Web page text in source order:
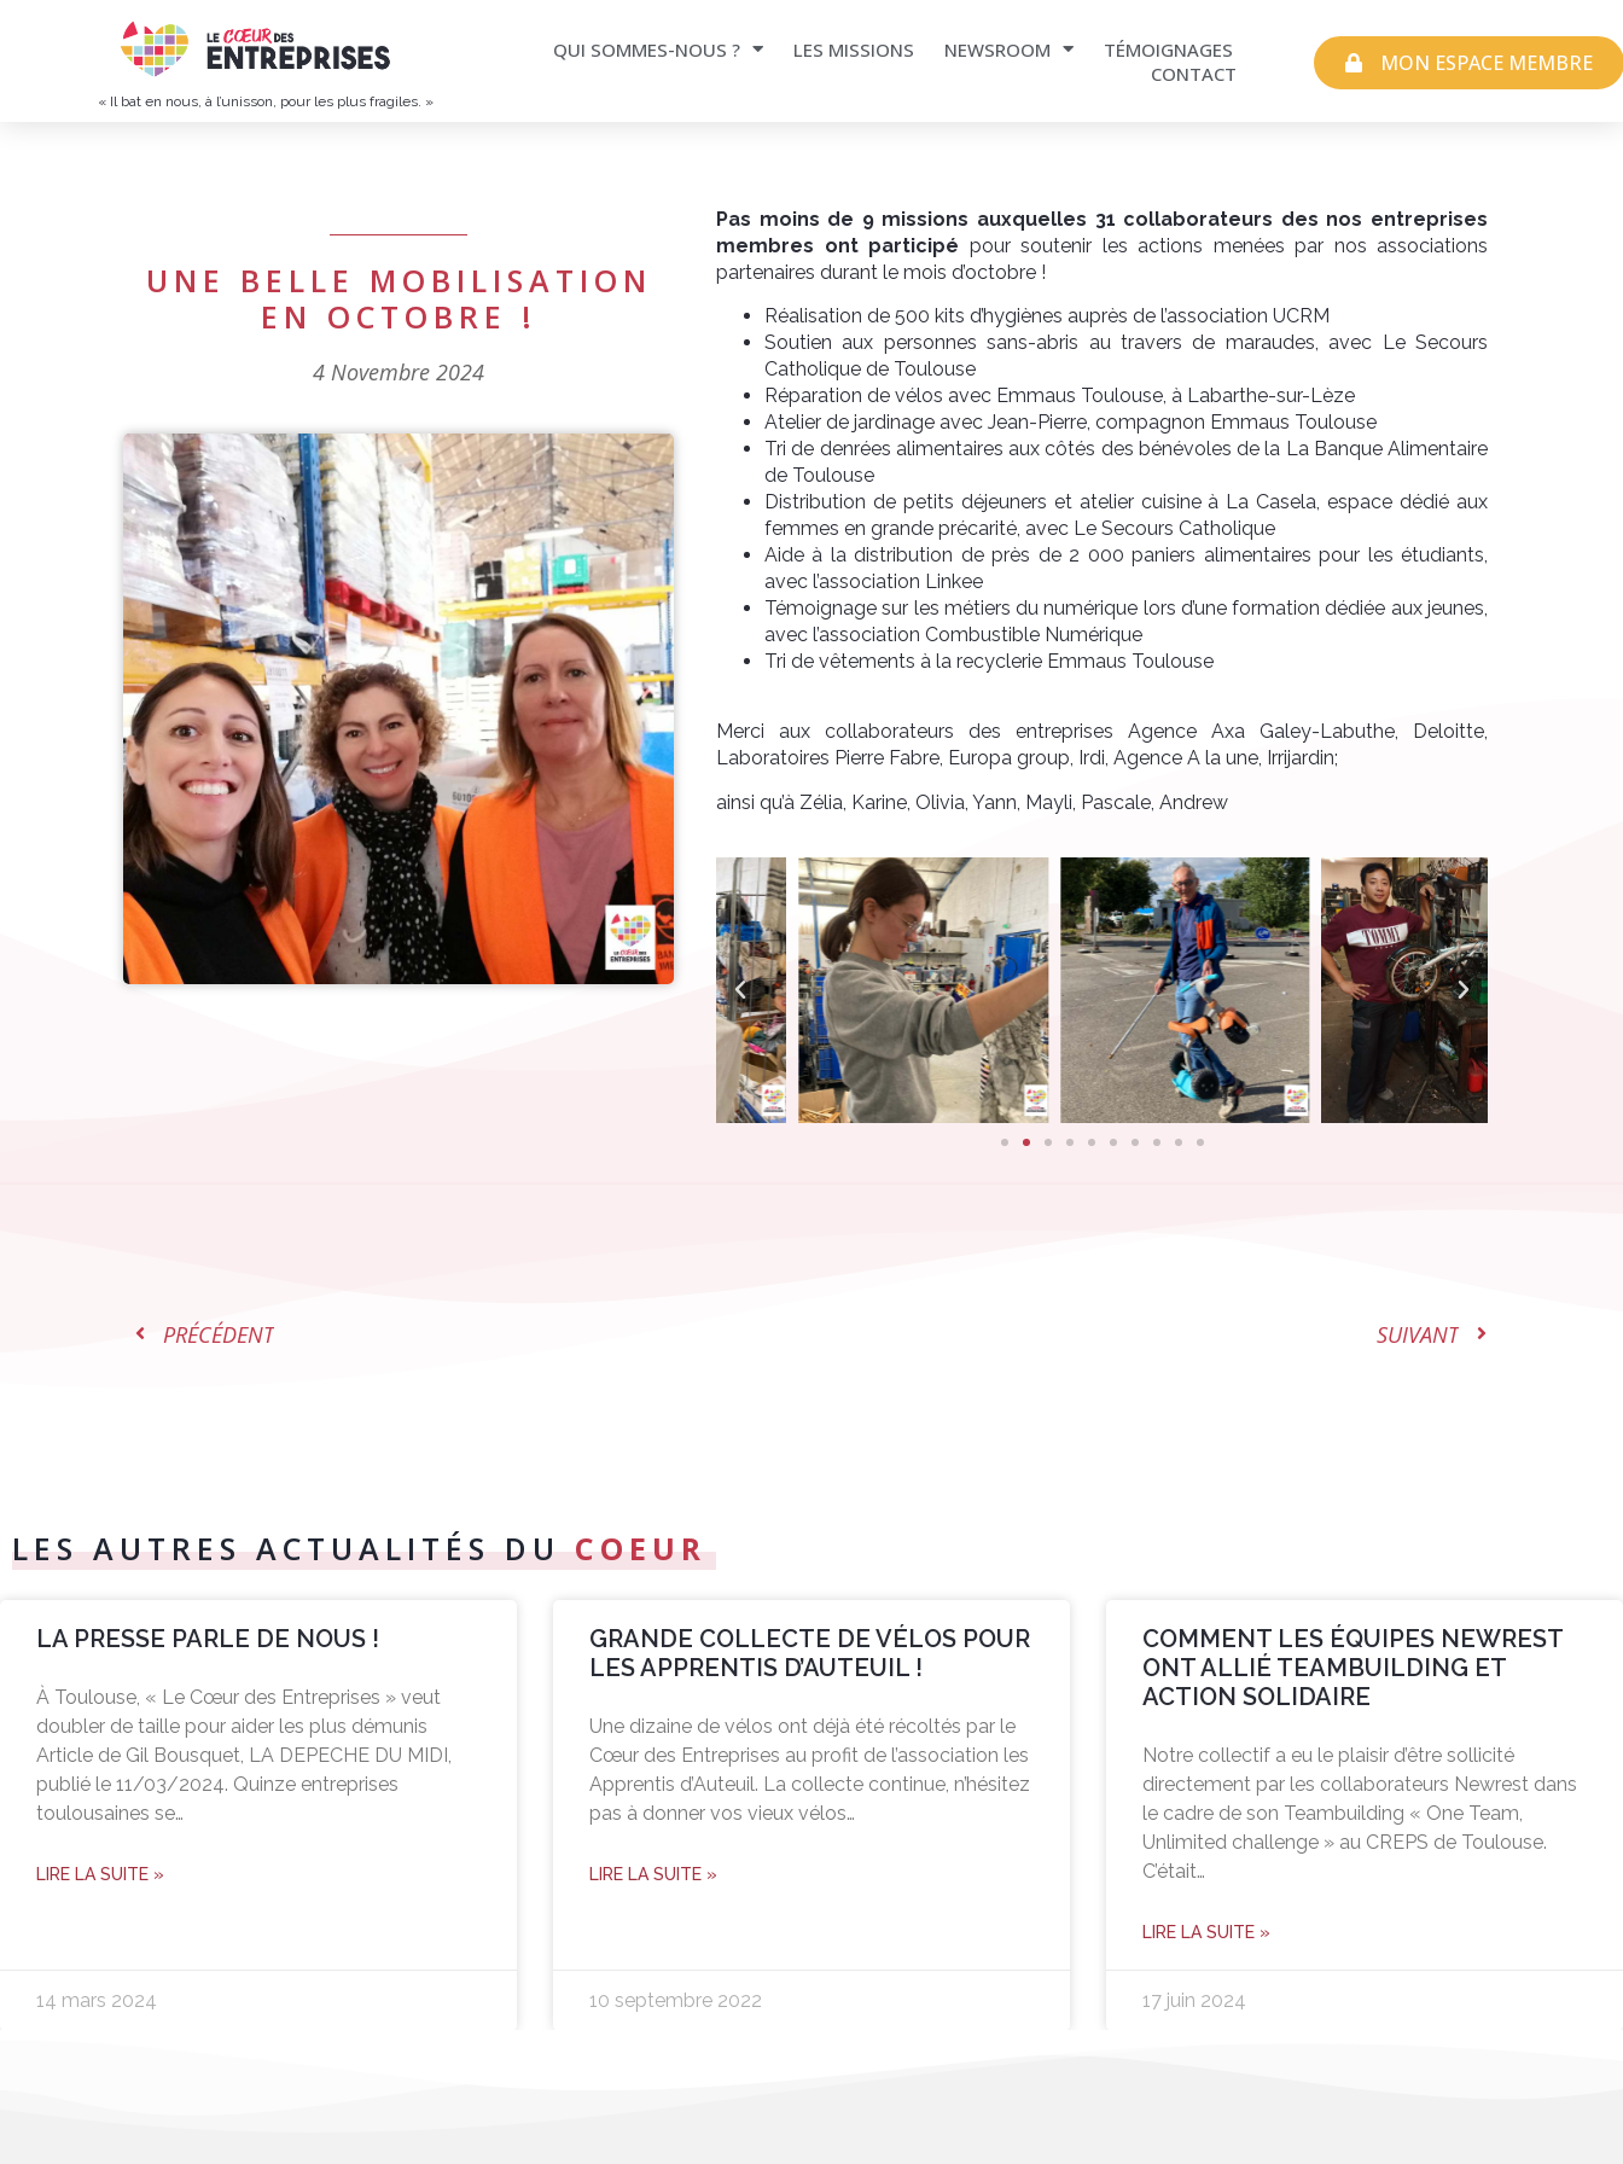
« Il bat en nous, à l’unisson, pour les plus fragiles. »
QUI SOMMES-NOUS ? LES MISSIONS NEWSROOM
TÉMOIGNAGES
CONTACT
MON ESPACE MEMBRE
UNE BELLE MOBILISATION
EN OCTOBRE !
4 Novembre 2024
Pas moins de 9 missions auxquelles 31 collaborateurs des nos entreprises
membres ont participé pour soutenir les actions menées par nos associations
partenaires durant le mois d’octobre !
Réalisation de 500 kits d’hygiènes auprès de l’association UCRM
Soutien aux personnes sans-abris au travers de maraudes, avec Le Secours
Catholique de Toulouse
Réparation de vélos avec Emmaus Toulouse, à Labarthe-sur-Lèze
Atelier de jardinage avec Jean-Pierre, compagnon Emmaus Toulouse
Tri de denrées alimentaires aux côtés des bénévoles de la La Banque Alimentaire
de Toulouse
Distribution de petits déjeuners et atelier cuisine à La Casela, espace dédié aux
femmes en grande précarité, avec Le Secours Catholique
Aide à la distribution de près de 2 000 paniers alimentaires pour les étudiants,
avec l’association Linkee
Témoignage sur les métiers du numérique lors d’une formation dédiée aux jeunes,
avec l’association Combustible Numérique
Tri de vêtements à la recyclerie Emmaus Toulouse
Merci aux collaborateurs des entreprises Agence Axa Galey-Labuthe, Deloitte,
Laboratoires Pierre Fabre, Europa group, Irdi, Agence A la une, Irrijardin;
ainsi qu’à Zélia, Karine, Olivia, Yann, Mayli, Pascale, Andrew
PRÉCÉDENT SUIVANT
LES AUTRES ACTUALITÉS DUCOEUR
LA PRESSE PARLE DE NOUS !
À Toulouse, « Le Cœur des Entreprises » veut
doubler de taille pour aider les plus démunis
Article de Gil Bousquet, LA DEPECHE DU MIDI,
publié le 11/03/2024. Quinze entreprises
toulousaines se…
LIRE LA SUITE »
14 mars 2024
GRANDE COLLECTE DE VÉLOS POUR
LES APPRENTIS D’AUTEUIL !
Une dizaine de vélos ont déjà été récoltés par le
Cœur des Entreprises au profit de l’association les
Apprentis d’Auteuil. La collecte continue, n’hésitez
pas à donner vos vieux vélos…
LIRE LA SUITE »
10 septembre 2022
COMMENT LES ÉQUIPES NEWREST
ONT ALLIÉ TEAMBUILDING ET
ACTION SOLIDAIRE
Notre collectif a eu le plaisir d’être sollicité
directement par les collaborateurs Newrest dans
le cadre de son Teambuilding « One Team,
Unlimited challenge » au CREPS de Toulouse.
C’était…
LIRE LA SUITE »
17 juin 2024